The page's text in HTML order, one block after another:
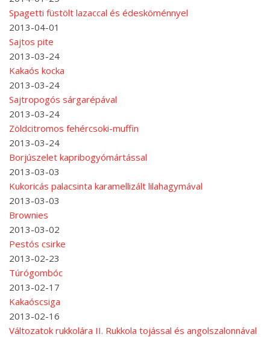
Spagetti füstölt lazaccal és édesköménnyel
2013-04-01
Sajtos pite
2013-03-24
Kakaós kocka
2013-03-24
Sajtropogós sárgarépával
2013-03-24
Zöldcitromos fehércsoki-muffin
2013-03-24
Borjúszelet kapribogyómártással
2013-03-03
Kukoricás palacsinta karamellizált lilahagymával
2013-03-03
Brownies
2013-03-02
Pestós csirke
2013-02-23
Túrógombóc
2013-02-17
Kakaóscsiga
2013-02-16
Változatok rukkolára II. Rukkola tojással és angolszalonnával